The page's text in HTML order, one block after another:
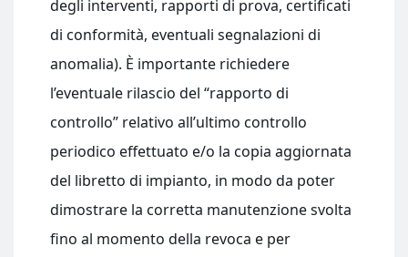
degli interventi, rapporti di prova, certificati
di conformità, eventuali segnalazioni di
anomalia). È importante richiedere
l’eventuale rilascio del “rapporto di
controllo” relativo all’ultimo controllo
periodico effettuato e/o la copia aggiornata
del libretto di impianto, in modo da poter
dimostrare la corretta manutenzione svolta
fino al momento della revoca e per